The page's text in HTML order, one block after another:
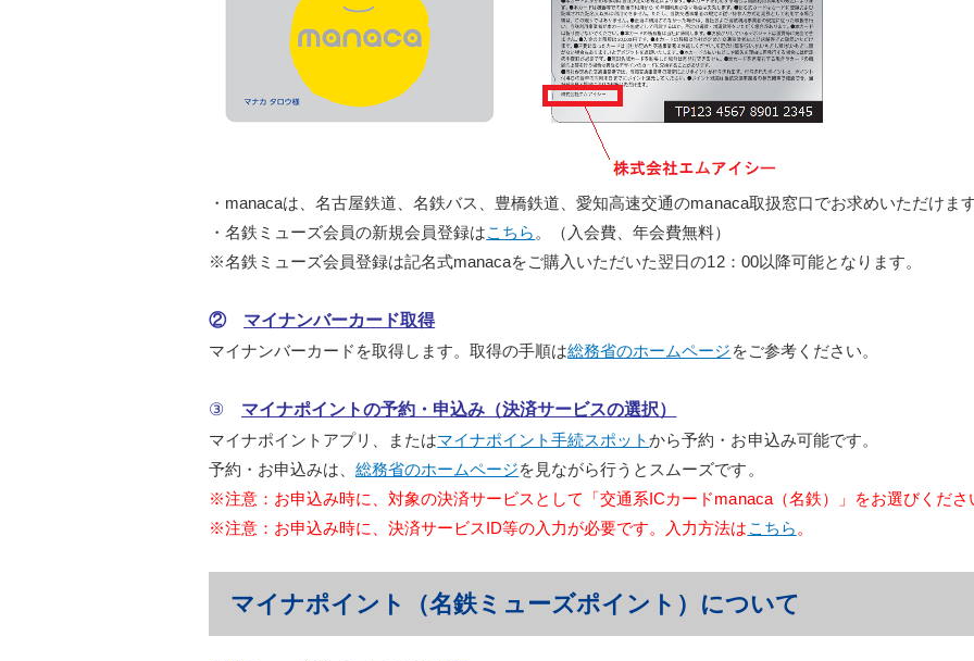
・manacaは、名古屋鉄道、名鉄バス、豊橋鉄道、愛知高速交通のmanaca取扱窓口でお求めいただけま
・名鉄ミューズ会員の新規会員登録はこちら 。（入会費、年会費無料）
※名鉄ミューズ会員登録は記名式manacaをご購入いただいた翌日の12：00以降可能となります。
② マイナンバーカード取得
マイナンバーカードを取得します。取得の手順は総務省のホームページ をご参考ください。
③ マイナポイントの予約・申込み（決済サービスの選択）
マイナポイントアプリ、またはマイナポイント手続スポットから予約・お申込み可能です。
予約・お申込みは、総務省のホームページを見ながら行うとスムーズです。
※注意：お申込み時に、対象の決済サービスとして「交通系ICカードmanaca（名鉄）」をお選びくださ
※注意：お申込み時に、決済サービスID等の入力が必要です。入力方法は こちら 。
マイナポイント（名鉄ミューズポイント）について